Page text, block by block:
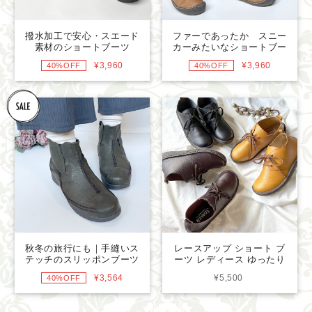
撥水加工で安心・スエード
素材のショートブーツ
8092
40%OFF ¥3,960
ファーであったか スニー
カーみたいなショートブー
ツ 4310
40%OFF ¥3,960
秋冬の旅行にも｜手縫いス
テッチのスリッポンブーツ
｜Moda Ladian人気シリー
ズ 2252
40%OFF ¥3,564
レースアップ ショート ブ
ーツ レディース ゆったり
¥5,500